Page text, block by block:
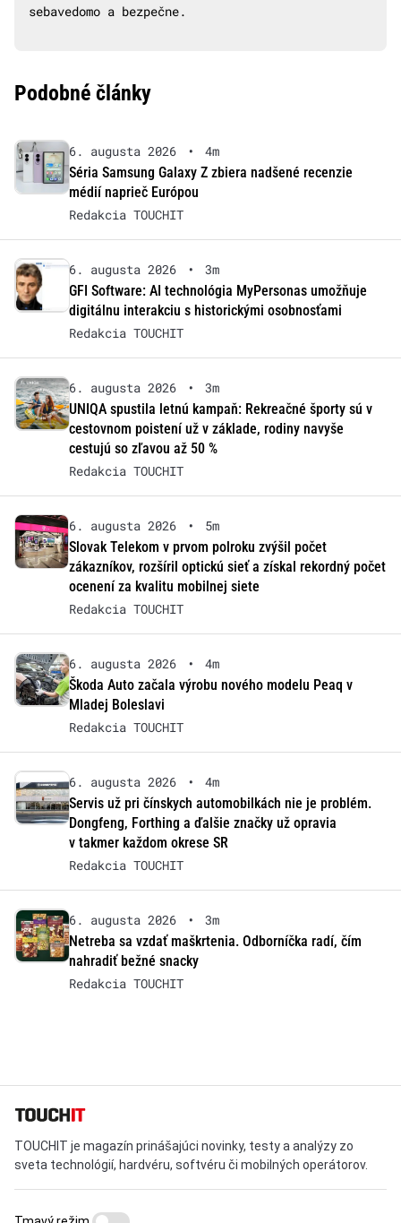
sebavedomo a bezpečne.
Podobné články
6. augusta 2026 •
4m
Séria Samsung Galaxy Z zbiera nadšené recenzie
médií naprieč Európou
Redakcia TOUCHIT
6. augusta 2026 •
3m
GFI Software: AI technológia MyPersonas umožňuje
digitálnu interakciu s historickými osobnosťami
Redakcia TOUCHIT
6. augusta 2026 •
3m
UNIQA spustila letnú kampaň: Rekreačné športy sú v
cestovnom poistení už v základe, rodiny navyše
cestujú so zľavou až 50 %
Redakcia TOUCHIT
6. augusta 2026 •
5m
Slovak Telekom v prvom polroku zvýšil počet
zákazníkov, rozšíril optickú sieť a získal rekordný počet
ocenení za kvalitu mobilnej siete
Redakcia TOUCHIT
6. augusta 2026 •
4m
Škoda Auto začala výrobu nového modelu Peaq v
Mladej Boleslavi
Redakcia TOUCHIT
6. augusta 2026 •
4m
Servis už pri čínskych automobilkách nie je problém.
Dongfeng, Forthing a ďalšie značky už opravia
v takmer každom okrese SR
Redakcia TOUCHIT
6. augusta 2026 •
3m
Netreba sa vzdať maškrtenia. Odborníčka radí, čím
nahradiť bežné snacky
Redakcia TOUCHIT
TOUCHIT je magazín prinášajúci novinky, testy a analýzy zo
sveta technológií, hardvéru, softvéru či mobilných operátorov.